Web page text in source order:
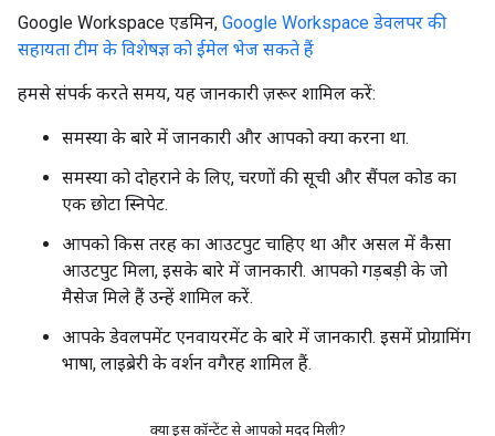
Google Workspace एडमिन, Google Workspace डेवलपर की
सहायता टीम के विशेषज्ञ को ईमेल भेज सकते हैं
हमसे संपर्क करते समय, यह जानकारी ज़रूर शामिल करें:
समस्या के बारे में जानकारी और आपको क्या करना था.
समस्या को दोहराने के लिए, चरणों की सूची और सैंपल कोड का
एक छोटा स्निपेट.
आपको किस तरह का आउटपुट चाहिए था और असल में कैसा
आउटपुट मिला, इसके बारे में जानकारी. आपको गड़बड़ी के जो
मैसेज मिले हैं उन्हें शामिल करें.
आपके डेवलपमेंट एनवायरमेंट के बारे में जानकारी. इसमें प्रोग्रामिंग
भाषा, लाइब्रेरी के वर्शन वगैरह शामिल हैं.
क्या इस कॉन्टेंट से आपको मदद मिली?